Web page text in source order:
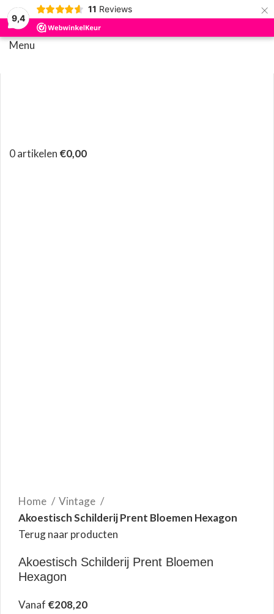
9,4
11 Reviews ×
Menu
0artikelen €0,00
Home
Vintage
Akoestisch Schilderij Prent Bloemen Hexagon
Terug naar producten
Akoestisch Schilderij Prent Bloemen
Hexagon
Vanaf €208,20